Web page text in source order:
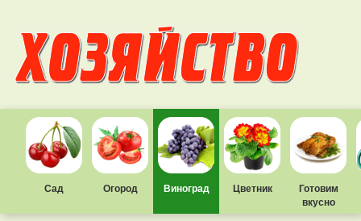
Сад Огород Виноград Цветник
Готовим
вкусно